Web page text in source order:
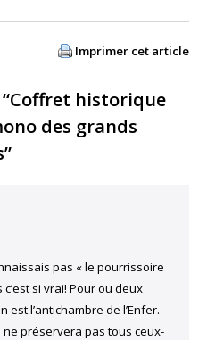
Imprimer cet article
historique
des grands
pas « le pourrissoire
si vrai! Pour ou deux
l’antichambre de l’Enfer.
ne préservera pas tous ceux-